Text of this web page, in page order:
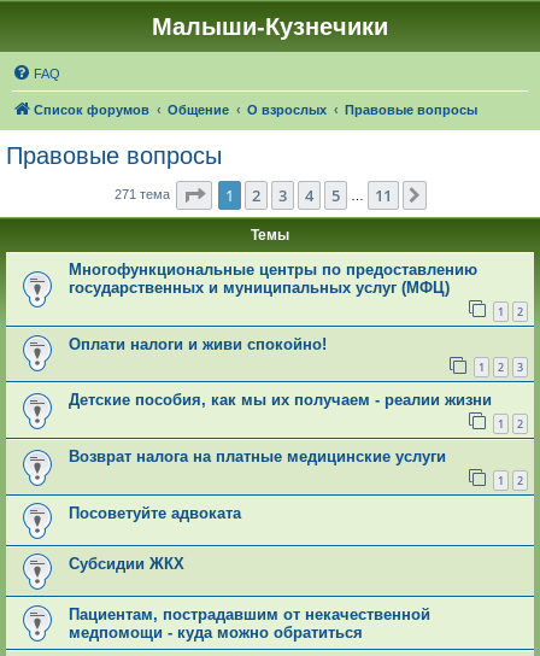
Малыши-Кузнечики
FAQ
Список форумов Общение О взрослых Правовые вопросы
Правовые вопросы
271 тема Страница из 11
1 2 3 4 5 11
Темы
Многофункциональные центры по предоставлению
государственных и муниципальных услуг (МФЦ)
1 2
Оплати налоги и живи спокойно!
1 2 3
Детские пособия, как мы их получаем - реалии жизни
1 2
Возврат налога на платные медицинские услуги
1 2
Посоветуйте адвоката
Субсидии ЖКХ
Пациентам, пострадавшим от некачественной
медпомощи - куда можно обратиться